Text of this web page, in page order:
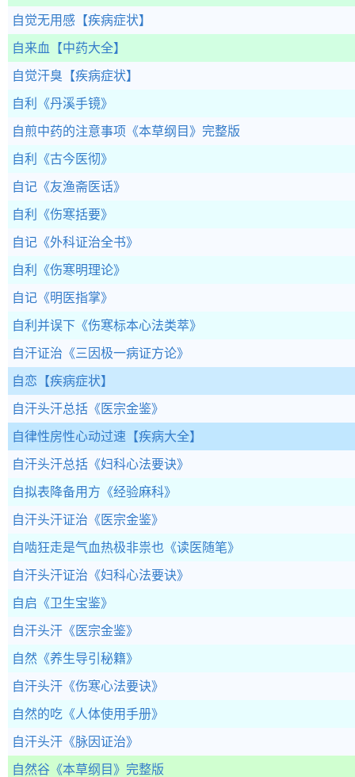
自觉无用感 【疾病症状】
自来血 【中药大全】
自觉汗臭 【疾病症状】
自利 《丹溪手镜》
自煎中药的注意事项 《本草纲目》完整版
自利 《古今医彻》
自记 《友渔斋医话》
自利 《伤寒括要》
自记 《外科证治全书》
自利 《伤寒明理论》
自记 《明医指掌》
自利并误下 《伤寒标本心法类萃》
自汗证治 《三因极一病证方论》
自恋 【疾病症状】
自汗头汗总括 《医宗金鉴》
自律性房性心动过速 【疾病大全】
自汗头汗总括 《妇科心法要诀》
自拟表降备用方 《经验麻科》
自汗头汗证治 《医宗金鉴》
自啮狂走是气血热极非祟也 《读医随笔》
自汗头汗证治 《妇科心法要诀》
自启 《卫生宝鉴》
自汗头汗 《医宗金鉴》
自然 《养生导引秘籍》
自汗头汗 《伤寒心法要诀》
自然的吃 《人体使用手册》
自汗头汗 《脉因证治》
自然谷 《本草纲目》完整版